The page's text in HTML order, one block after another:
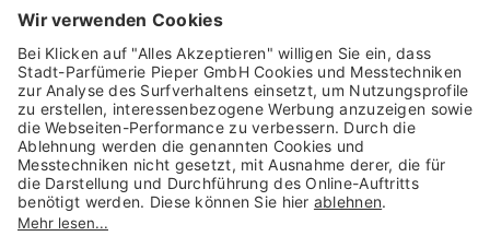
Trusted Shops Mitglied seit 2010